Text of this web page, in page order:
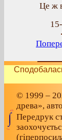
Це ж
© 1999 –
древа»,
Передрук